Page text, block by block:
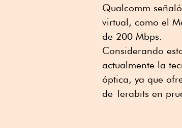
Qualcomm
virtual, como el
de 200 Mbps.
Considerando
actualmente la
óptica, ya que
de Terabits en